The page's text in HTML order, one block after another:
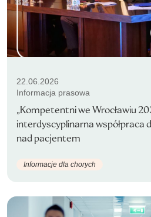
22.06.2026
Informacja prasowa
„Kompetentni we Wrocławiu
interdyscyplinarna współpraca
nad pacjentem
Informacje dla chorych